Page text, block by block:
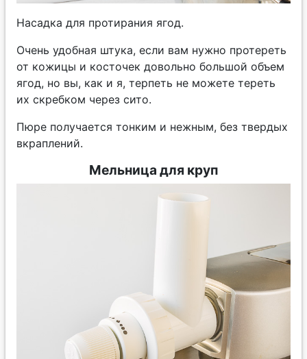
Насадка для протирания ягод.
Очень удобная штука, если вам нужно протереть
от кожицы и косточек довольно большой объем
ягод, но вы, как и я, терпеть не можете тереть
их скребком через сито.
Пюре получается тонким и нежным, без твердых
вкраплений.
Мельница для круп